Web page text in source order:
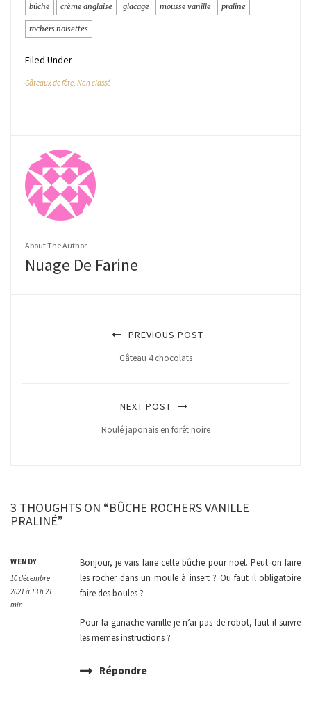
bûche crème anglaise glaçage mousse vanille praline
rochers noisettes
Filed Under
Gâteaux de fête Non classé
About The Author
Nuage De Farine
PREVIOUS POST
Gâteau 4 chocolats
NEXT POST
Roulé japonais en forêt noire
3 THOUGHTS ON “BÛCHE ROCHERS VANILLE
PRALINÉ”
WENDY
10 décembre
2021 à 13 h 21
min
Bonjour, je vais faire cette bûche pour noël. Peut on faire
les rocher dans un moule à insert ? Ou faut il obligatoire
faire des boules ?
Pour la ganache vanille je n’ai pas de robot, faut il suivre
les memes instructions ?
Répondre